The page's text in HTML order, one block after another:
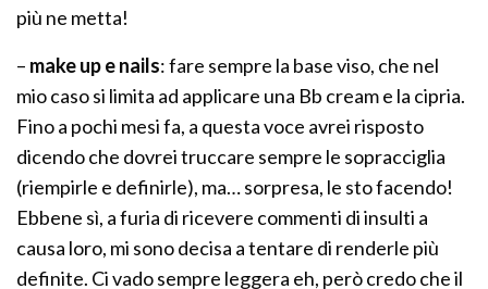
più ne metta!
– make up e nails: fare sempre la base viso, che nel
mio caso si limita ad applicare una Bb cream e la cipria.
Fino a pochi mesi fa, a questa voce avrei risposto
dicendo che dovrei truccare sempre le sopracciglia
(riempirle e definirle), ma… sorpresa, le sto facendo!
Ebbene sì, a furia di ricevere commenti di insulti a
causa loro, mi sono decisa a tentare di renderle più
definite. Ci vado sempre leggera eh, però credo che il